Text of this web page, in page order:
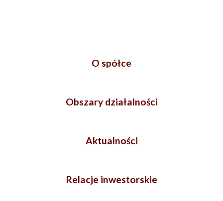
O spółce
Obszary działalności
Aktualności
Relacje inwestorskie